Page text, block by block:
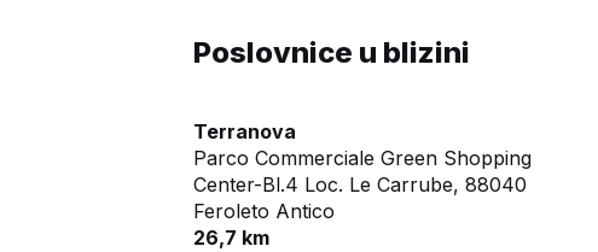
Poslovnice u blizini
Terranova
Parco Commerciale Green Shopping
Center-Bl.4 Loc. Le Carrube, 88040
Feroleto Antico
26,7 km